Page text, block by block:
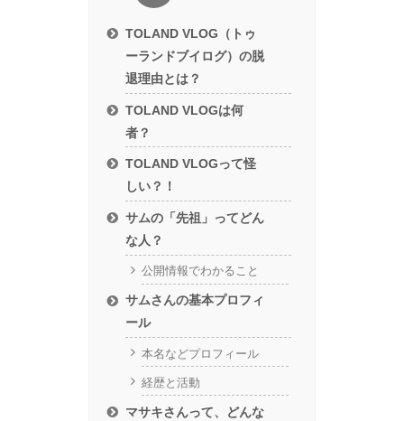
TOLAND VLOG（トゥ
ーランドブイログ）の脱
退理由とは？
TOLAND VLOGは何
者？
TOLAND VLOGって怪
しい？！
サムの「先祖」ってどん
な人？
公開情報でわかること
サムさんの基本プロフィ
ール
本名などプロフィール
経歴と活動
マサキさんって、どんな